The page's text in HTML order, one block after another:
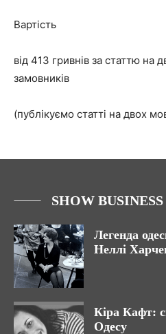
Вартість
від 413 гривнів за статтю на
замовників
(публікуємо статті на двох
SHOW BUSINESS
Легенда
Неллі
Кіра Кафт:
Одесу